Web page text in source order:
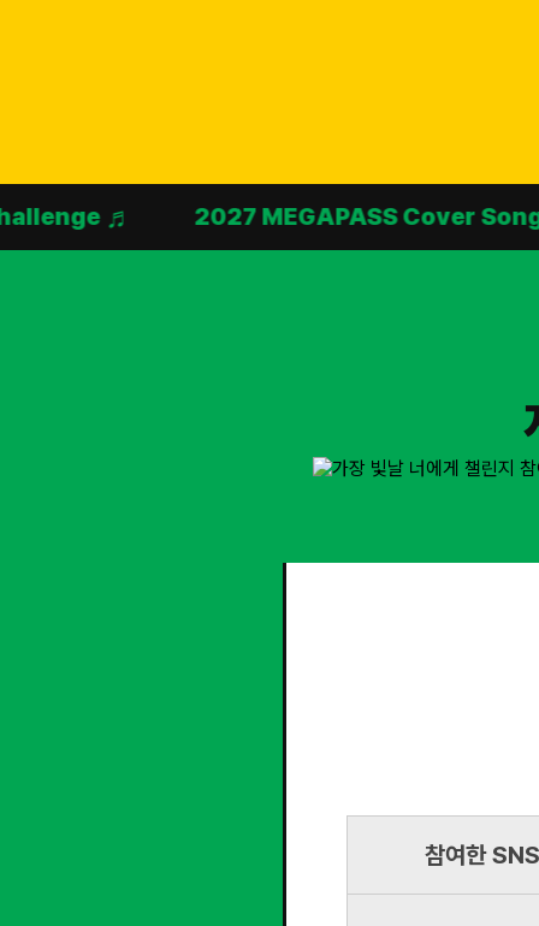
2027 MEGAPASS Cover Song
참여한 SNS